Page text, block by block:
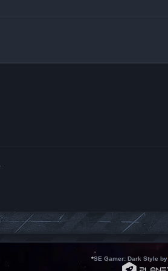
*SE Gamer: Dark Style by